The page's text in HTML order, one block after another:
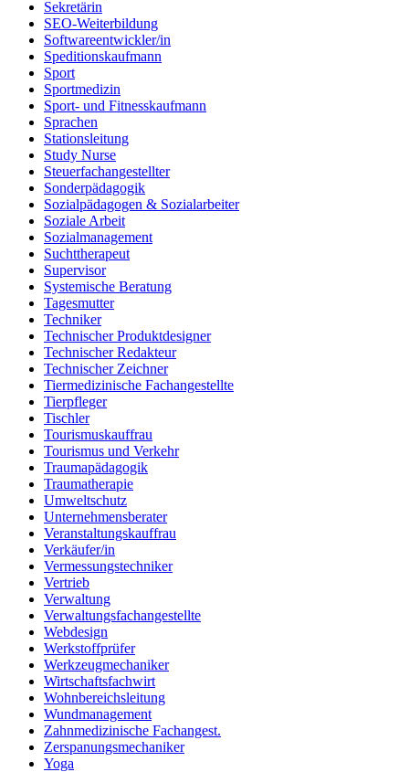
Sekretärin
SEO-Weiterbildung
Softwareentwickler/in
Speditionskaufmann
Sport
Sportmedizin
Sport- und Fitnesskaufmann
Sprachen
Stationsleitung
Study Nurse
Steuerfachangestellter
Sonderpädagogik
Sozialpädagogen & Sozialarbeiter
Soziale Arbeit
Sozialmanagement
Suchttherapeut
Supervisor
Systemische Beratung
Tagesmutter
Techniker
Technischer Produktdesigner
Technischer Redakteur
Technischer Zeichner
Tiermedizinische Fachangestellte
Tierpfleger
Tischler
Tourismuskauffrau
Tourismus und Verkehr
Traumapädagogik
Traumatherapie
Umweltschutz
Unternehmensberater
Veranstaltungskauffrau
Verkäufer/in
Vermessungstechniker
Vertrieb
Verwaltung
Verwaltungsfachangestellte
Webdesign
Werkstoffprüfer
Werkzeugmechaniker
Wirtschaftsfachwirt
Wohnbereichsleitung
Wundmanagement
Zahnmedizinische Fachangest.
Zerspanungsmechaniker
Yoga